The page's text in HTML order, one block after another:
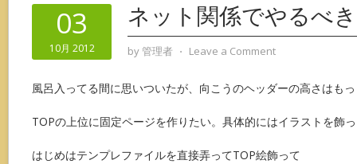
03
10月 2012
ネット関係でやるべ
by管理者 ⋅ Leave a Comment
風呂入ってる間に思いついたが、向こうのヘッダーの高さはも
TOPの上位に固定ページを作りたい。具体的にはイラストを飾
はじめはテンプレファイルを直接弄ってTOP絵飾って